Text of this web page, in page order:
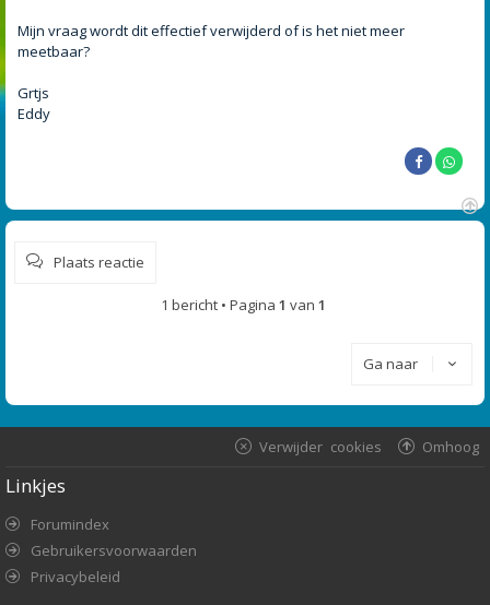
Mijn vraag wordt dit effectief verwijderd of is het niet meer
meetbaar?
Grtjs
Eddy
O
Plaats reactie
1 bericht • Pagina 1 van 1
Ga naar
Omhoog
Verwijder cookies
Linkjes
Forumindex
Gebruikersvoorwaarden
Privacybeleid